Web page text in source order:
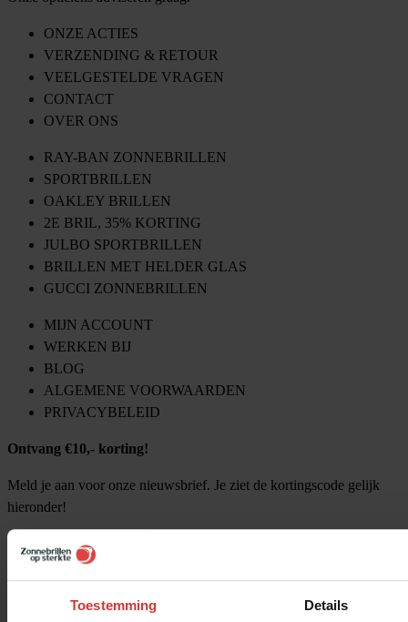
Toestemming Details
ONZE ACTIES
VERZENDING & RETOUR
VEELGESTELDE VRAGEN
CONTACT
OVER ONS
RAY-BAN ZONNEBRILLEN
SPORTBRILLEN
OAKLEY BRILLEN
2E BRIL, 35% KORTING
JULBO SPORTBRILLEN
BRILLEN MET HELDER GLAS
GUCCI ZONNEBRILLEN
MIJN ACCOUNT
WERKEN BIJ
BLOG
ALGEMENE VOORWAARDEN
PRIVACYBELEID
Ontvang €10,- korting!
Meld je aan voor onze nieuwsbrief. Je ziet de kortingscode gelijk
hieronder!